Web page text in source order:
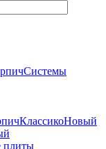
Системы
КлассикоНовый
плиты